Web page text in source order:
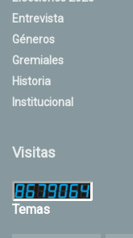
Entrevista
Géneros
Gremiales
Historia
Institucional
Visitas
Temas